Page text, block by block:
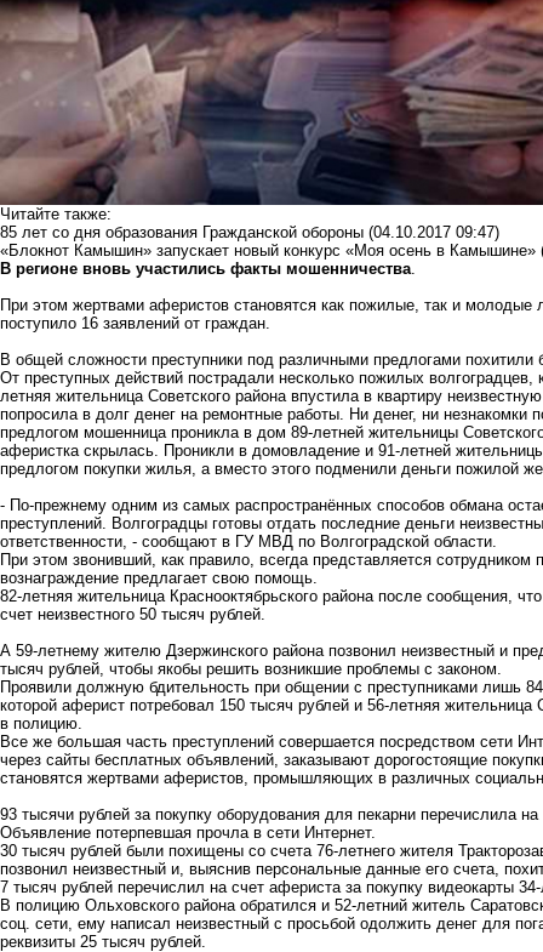
Читайте также:
85 лет со дня образования Гражданской обороны (04.10.2017 09:47)
«Блокнот Камышин» запускает новый конкурс «Моя осень в Камышине»
В регионе вновь участились факты мошенничества
При этом жертвами аферистов становятся как пожилые, так и
поступило 16 заявлений от граждан.
В общей сложности преступники под различными предлогами похитили
От преступных действий пострадали несколько пожилых
летняя жительница Советского района впустила в квартиру
попросила в долг денег на ремонтные работы. Ни денег, ни
предлогом мошенница проникла в дом 89-летней жительницы
аферистка скрылась. Проникли в домовладение и 91-летней
предлогом покупки жилья, а вместо этого подменили деньги пожилой
- По-прежнему одним из самых распространённых способов обмана
преступлений. Волгоградцы готовы отдать последние деньги
ответственности, - сообщают в ГУ МВД по Волгоградской области.
При этом звонивший, как правило, всегда представляется сотрудником
вознаграждение предлагает свою помощь.
82-летняя жительница Краснооктябрьского района после сообщения,
счет неизвестного 50 тысяч рублей.
А 59-летнему жителю Дзержинского района позвонил неизвестный и
тысяч рублей, чтобы якобы решить возникшие проблемы с законом.
Проявили должную бдительность при общении с преступниками лишь
которой аферист потребовал 150 тысяч рублей и 56-летняя
в полицию.
Все же большая часть преступлений совершается посредством сети
через сайты бесплатных объявлений, заказывают дорогостоящие
становятся жертвами аферистов, промышляющих в различных
93 тысячи рублей за покупку оборудования для пекарни перечислила
Объявление потерпевшая прочла в сети Интернет.
30 тысяч рублей были похищены со счета 76-летнего жителя
позвонил неизвестный и, выяснив персональные данные его счета,
7 тысяч рублей перечислил на счет афериста за покупку видеокарты
В полицию Ольховского района обратился и 52-летний житель
соц. сети, ему написал неизвестный с просьбой одолжить денег для
реквизиты 25 тысяч рублей.